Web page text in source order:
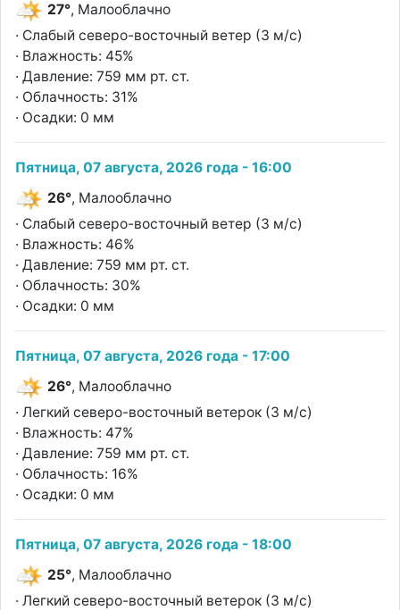
27°, Малооблачно
· Слабый северо-восточный ветер (3 м/с)
· Влажность: 45%
· Давление: 759 мм рт. ст.
· Облачность: 31%
· Осадки: 0 мм
Пятница, 07 августа, 2026 года - 16:00
26°, Малооблачно
· Слабый северо-восточный ветер (3 м/с)
· Влажность: 46%
· Давление: 759 мм рт. ст.
· Облачность: 30%
· Осадки: 0 мм
Пятница, 07 августа, 2026 года - 17:00
26°, Малооблачно
· Легкий северо-восточный ветерок (3 м/с)
· Влажность: 47%
· Давление: 759 мм рт. ст.
· Облачность: 16%
· Осадки: 0 мм
Пятница, 07 августа, 2026 года - 18:00
25°, Малооблачно
· Легкий северо-восточный ветерок (3 м/с)